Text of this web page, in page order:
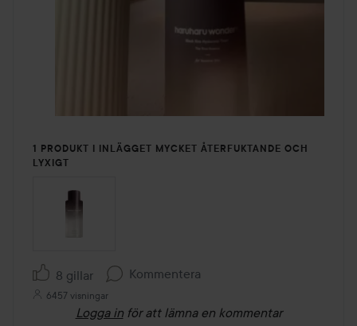
1 PRODUKT I INLÄGGET MYCKET ÅTERFUKTANDE OCH
LYXIGT
8 gillar Kommentera
6457 visningar
Logga in för att lämna en kommentar